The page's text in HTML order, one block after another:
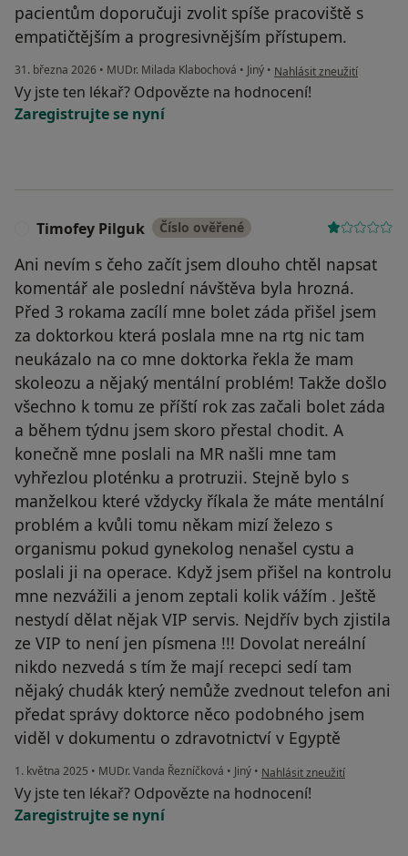
pacientům doporučuji zvolit spíše pracoviště s
empatičtějším a progresivnějším přístupem.
31. března 2026 • MUDr. Milada Klabochová • Jiný • podle názoru uživatele
Nahlásit zneužití
Vy jste ten lékař? Odpovězte na hodnocení!
Zaregistrujte se nyní
Timofey Pilguk Číslo ověřené
Ani nevím s čeho začít jsem dlouho chtěl napsat
komentář ale poslední návštěva byla hrozná.
Před 3 rokama zacílí mne bolet záda přišel jsem
za doktorkou která poslala mne na rtg nic tam
neukázalo na co mne doktorka řekla že mam
skoleozu a nějaký mentální problém! Takže došlo
všechno k tomu ze příští rok zas začali bolet záda
a během týdnu jsem skoro přestal chodit. A
konečně mne poslali na MR našli mne tam
vyhřezlou ploténku a protruzii. Stejně bylo s
manželkou které vždycky říkala že máte mentální
problém a kvůli tomu někam mizí železo s
organismu pokud gynekolog nenašel cystu a
poslali ji na operace. Když jsem přišel na kontrolu
mne nezvážili a jenom zeptali kolik vážím . Ještě
nestydí dělat nějak VIP servis. Nejdřív bych zjistila
ze VIP to není jen písmena !!! Dovolat nereální
nikdo nezvedá s tím že mají recepci sedí tam
nějaký chudák který nemůže zvednout telefon ani
předat správy doktorce něco podobného jsem
viděl v dokumentu o zdravotnictví v Egyptě
1. května 2025 • MUDr. Vanda Řezníčková • Jiný • podle názoru uživatele
Nahlásit zneužití
Vy jste ten lékař? Odpovězte na hodnocení!
Zaregistrujte se nyní